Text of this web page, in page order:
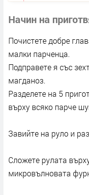
Начин на
Почистете добре
малки парченца.
Подправете я със
магданоз.
Разделете на 5
върху всяко парче
Завийте на руло и
Сложете рулата
микровълновата